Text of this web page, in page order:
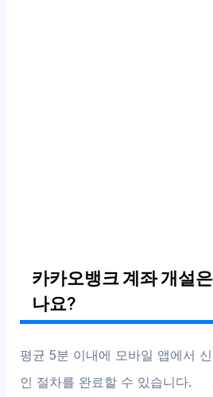
카카오뱅크 계좌 개설
나요?
평균 5분 이내에 모바일 앱에서
인 절차를 완료할 수 있습니다.